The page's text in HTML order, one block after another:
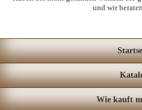
und wir
Wie kauft